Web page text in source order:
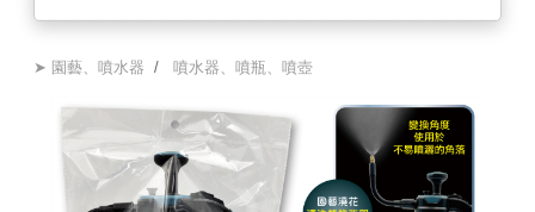
➤ 園藝、噴水器 /噴水器、噴瓶、噴壺